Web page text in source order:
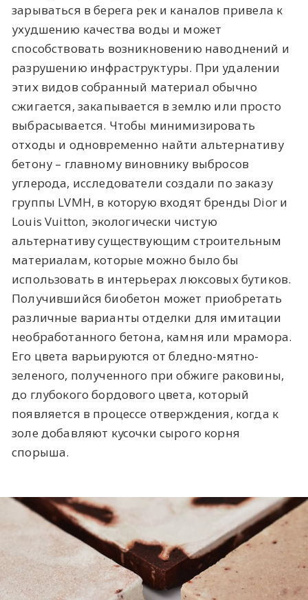
зарываться в берега рек и каналов привела к
ухудшению качества воды и может
способствовать возникновению наводнений и
разрушению инфраструктуры. При удалении
этих видов собранный материал обычно
сжигается, закапывается в землю или просто
выбрасывается. Чтобы минимизировать
отходы и одновременно найти альтернативу
бетону – главному виновнику выбросов
углерода, исследователи создали по заказу
группы LVMH, в которую входят бренды Dior и
Louis Vuitton, экологически чистую
альтернативу существующим строительным
материалам, которые можно было бы
использовать в интерьерах люксовых бутиков.
Получившийся биобетон может приобретать
различные варианты отделки для имитации
необработанного бетона, камня или мрамора.
Его цвета варьируются от бледно-мятно-
зеленого, полученного при обжиге раковины,
до глубокого бордового цвета, который
появляется в процессе отверждения, когда к
золе добавляют кусочки сырого корня
спорыша.